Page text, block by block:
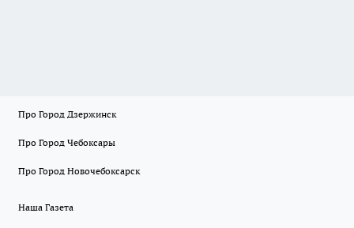
Про Город Дзержинск
Про Город Чебоксары
Про Город Новочебоксарск
Наша Газета